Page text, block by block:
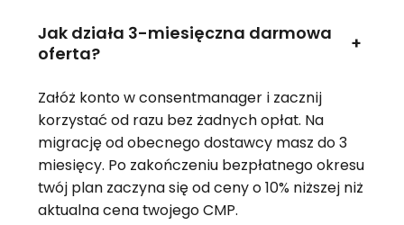
Jak działa 3-miesięczna darmowa
oferta?
+
Załóż konto w consentmanager i zacznij
korzystać od razu bez żadnych opłat. Na
migrację od obecnego dostawcy masz do 3
miesięcy. Po zakończeniu bezpłatnego okresu
twój plan zaczyna się od ceny o 10% niższej niż
aktualna cena twojego CMP.